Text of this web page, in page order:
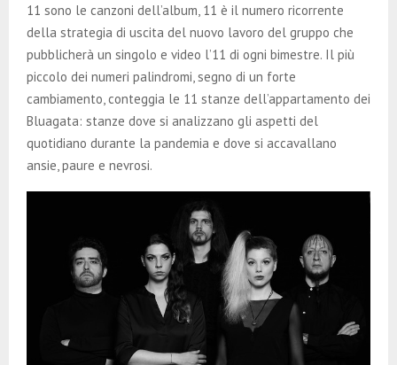
11 sono le canzoni dell’album, 11 è il numero ricorrente
della strategia di uscita del nuovo lavoro del gruppo che
pubblicherà un singolo e video l’11 di ogni bimestre. Il più
piccolo dei numeri palindromi, segno di un forte
cambiamento, conteggia le 11 stanze dell’appartamento dei
Bluagata: stanze dove si analizzano gli aspetti del
quotidiano durante la pandemia e dove si accavallano
ansie, paure e nevrosi.